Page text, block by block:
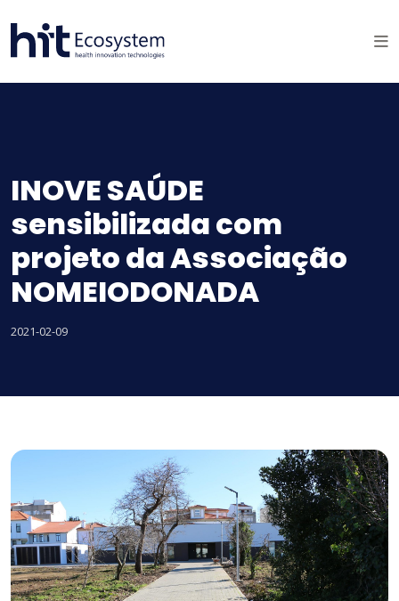
INOVE SAÚDE
sensibilizada com
projeto da Associação
NOMEIODONADA
2021-02-09